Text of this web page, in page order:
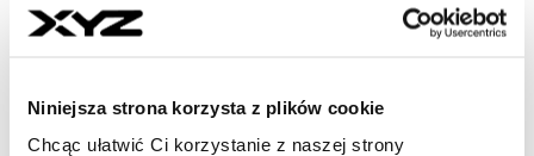
Niniejsza strona korzysta z plików cookie
Chcąc ułatwić Ci korzystanie z naszej strony
Najnowsze
Danią. Obserwowały obiekty wojskowe